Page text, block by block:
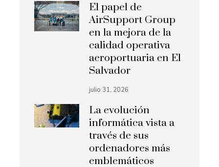
El papel de
AirSupport Group
en la mejora de la
calidad operativa
aeroportuaria en El
Salvador
julio 31, 2026
La evolución
informática vista a
través de sus
ordenadores más
emblemáticos